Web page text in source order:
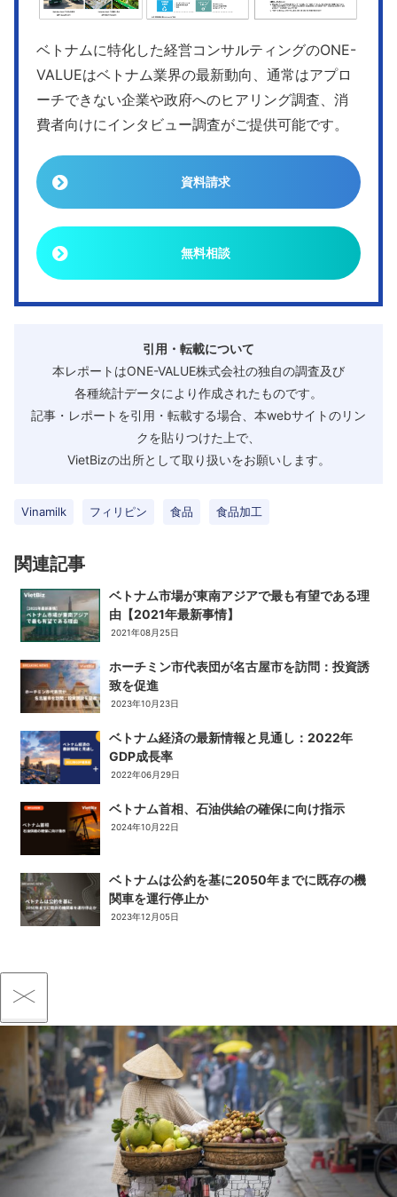
ベトナムに特化した経営コンサルティングのONE-
VALUEはベトナム業界の最新動向、通常はアプロ
ーチできない企業や政府へのヒアリング調査、消
費者向けにインタビュー調査がご提供可能です。
資料請求
無料相談
引用・転載について
本レポートはONE-VALUE株式会社の独自の調査及び
各種統計データにより作成されたものです。
記事・レポートを引用・転載する場合、本webサイトのリン
クを貼りつけた上で、
VietBizの出所として取り扱いをお願いします。
Vinamilk フィリピン 食品 食品加工
関連記事
ベトナム市場が東南アジアで最も有望である理
由【2021年最新事情】
2021年08月25日
ホーチミン市代表団が名古屋市を訪問：投資誘
致を促進
2023年10月23日
ベトナム経済の最新情報と見通し：2022年
GDP成長率
2022年06月29日
ベトナム首相、石油供給の確保に向け指示
2024年10月22日
ベトナムは公約を基に2050年までに既存の機
関車を運行停止か
2023年12月05日